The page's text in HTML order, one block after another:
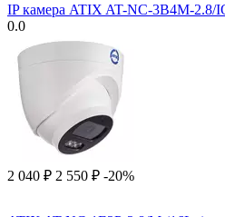
IP камера ATIX AT-NC-3B4M-2.8/
0.0
2 040 ₽ 2 550 ₽ -20%